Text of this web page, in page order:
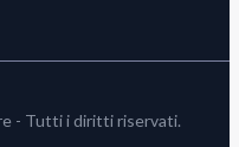
- Tutti i diritti riservati.